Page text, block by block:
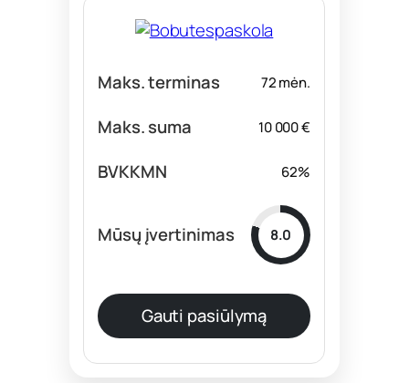
72 mėn.
10 000 €
62%
8.0
Gauti pasiūlymą